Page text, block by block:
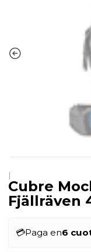
|
Cubre
Fjällräven
💳Paga en6